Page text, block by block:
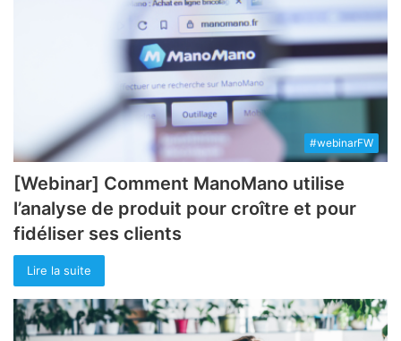
#webinarFW
[Webinar] Comment ManoMano utilise
l’analyse de produit pour croître et pour
fidéliser ses clients
Lire la suite